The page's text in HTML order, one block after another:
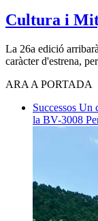
Cultura i
La 26a edició
caràcter d'estrena,
ARA A PORTADA
Successos Un
la BV-3008